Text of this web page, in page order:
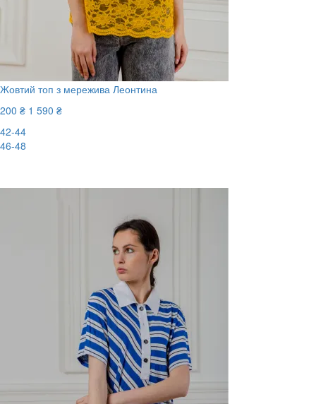
Жовтий топ з мережива Леонтина
200 ₴ 1 590 ₴
42-44
46-48